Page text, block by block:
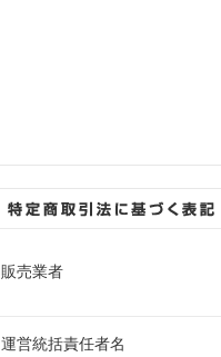
販売業者
運営統括責任者名